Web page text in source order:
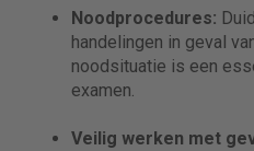
Noodprocedures:
handelingen in geval
noodsituatie is een
examen.
Veilig werken met